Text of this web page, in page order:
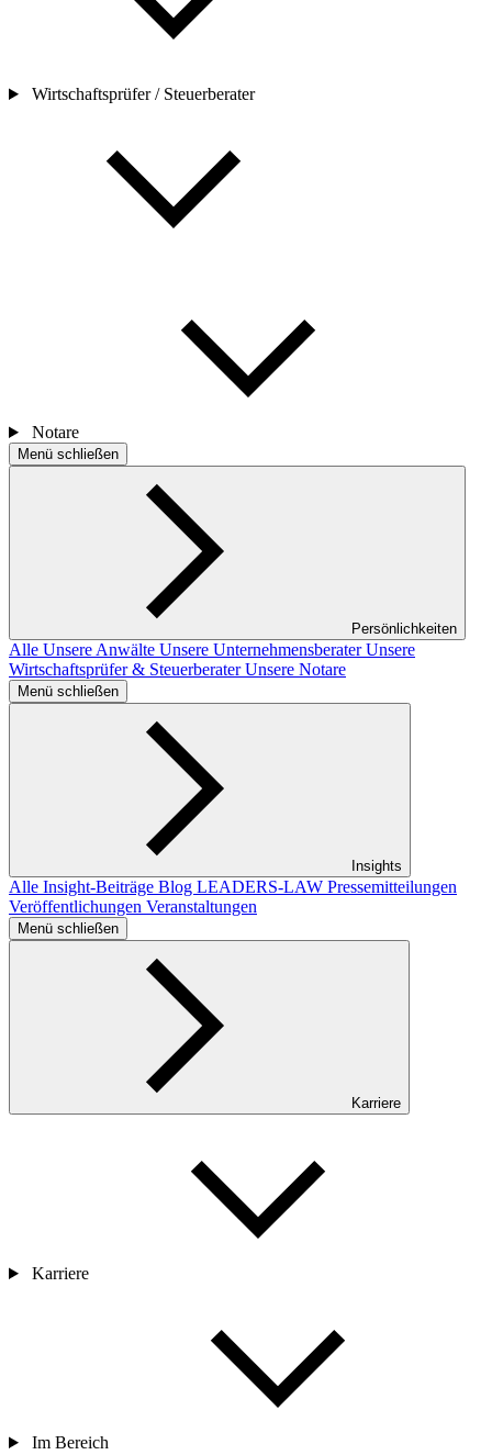
Wirtschaftsprüfer / Steuerberater
Notare
Menü schließen
Persönlichkeiten
Alle Unsere Anwälte Unsere UnternehmensberaterUnsere
Wirtschaftsprüfer & SteuerberaterUnsere Notare
Menü schließen
Insights
Alle Insight-Beiträge Blog LEADERS-LAW Pressemitteilungen
Veröffentlichungen Veranstaltungen
Menü schließen
Karriere
Karriere
Im Bereich